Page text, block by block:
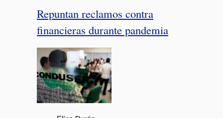
Repuntan reclamos contra
financieras durante pandemia